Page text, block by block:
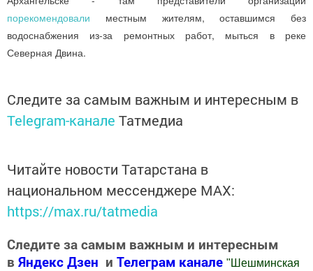
порекомендовали местным жителям, оставшимся без
водоснабжения из-за ремонтных работ, мыться в реке
Северная Двина.
Следите за самым важным и интересным в
Telegram-канале Татмедиа
Читайте новости Татарстана в
национальном мессенджере MАХ:
https://max.ru/tatmedia
Следите за самым важным и интересным
в Яндекс Дзен и Телеграм канале " Шешминская